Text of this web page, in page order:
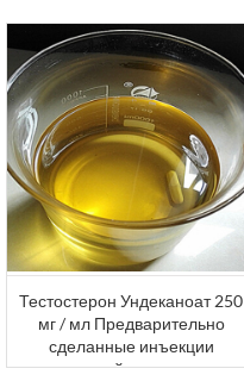
Тестостерон Ундеканоат 250
мг / мл Предварительно
сделанные инъекции
стероидной жидкости для